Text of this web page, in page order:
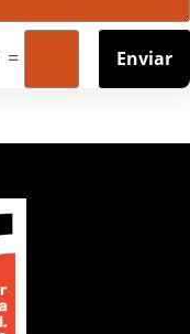
= Enviar